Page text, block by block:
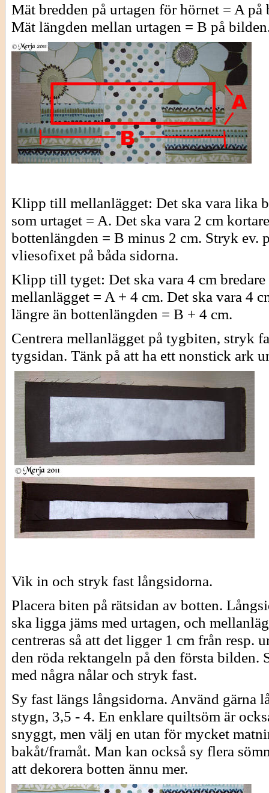
Mät bredden på urtagen för hörnet = A på
Mät längden mellan urtagen = B på
Klipp till mellanlägget: Det ska vara lika
som urtaget = A. Det ska vara 2 cm
bottenlängden = B minus 2 cm. Stryk ev.
vliesofixet på båda sidorna.
Klipp till tyget: Det ska vara 4 cm bredare
mellanlägget = A + 4 cm. Det ska vara 4
längre än bottenlängden = B + 4 cm.
Centrera mellanlägget på tygbiten, stryk
tygsidan. Tänk på att ha ett nonstick ark
Vik in och stryk fast långsidorna.
Placera biten på rätsidan av botten.
ska ligga jäms med urtagen, och
centreras så att det ligger 1 cm från resp.
den röda rektangeln på den första bilden.
med några nålar och stryk fast.
Sy fast längs långsidorna. Använd gärna
stygn, 3,5 - 4. En enklare quiltsöm är
snyggt, men välj en utan för mycket
bakåt/framåt. Man kan också sy flera
att dekorera botten ännu mer.